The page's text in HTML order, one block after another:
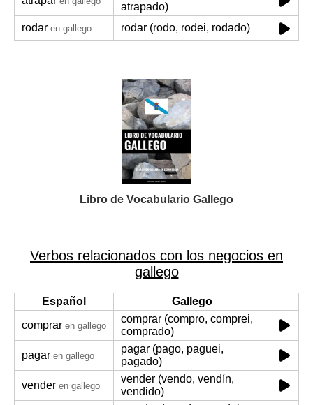
atrapado)
rodar en gallego rodar (rodo, rodei, rodado)
Libro de Vocabulario Gallego
Verbos relacionados con los negocios en
gallego
Español
Gallego
comprar en gallego
comprar (compro, comprei,
comprado)
pagar en gallego
pagar (pago, paguei,
pagado)
vender en gallego
vender (vendo, vendín,
vendido)